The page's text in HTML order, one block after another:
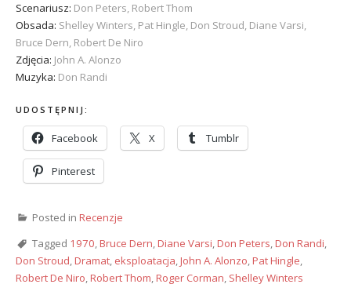
Scenariusz: Don Peters, Robert Thom
Obsada: Shelley Winters, Pat Hingle, Don Stroud, Diane Varsi,
Bruce Dern, Robert De Niro
Zdjęcia: John A. Alonzo
Muzyka: Don Randi
UDOSTĘPNIJ:
Facebook X Tumblr
Pinterest
Posted in Recenzje
Tagged 1970,Bruce Dern,Diane Varsi,Don Peters,Don Randi,
Don Stroud,Dramat, eksploatacja,John A. Alonzo,Pat Hingle,
Robert De Niro,Robert Thom,Roger Corman, Shelley Winters